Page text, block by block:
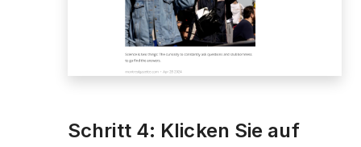
Schritt 4: Klicken Sie auf